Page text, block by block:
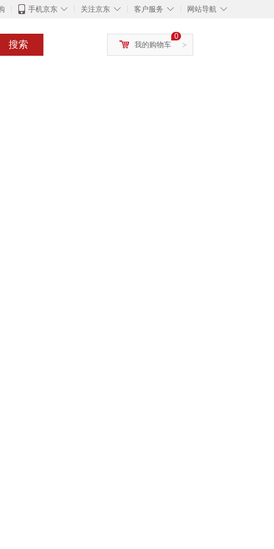
◇
手机京东 ◇
关注京东 ◇
客户服务 ◇
网站导航
搜索 >
0
我的购物车